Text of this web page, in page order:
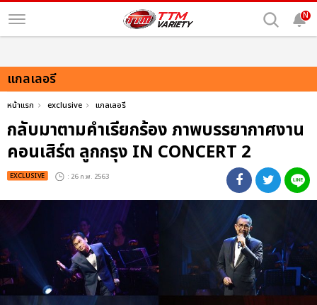
N
แกลเลอรี
หน้าแรก exclusive แกลเลอรี
กลับมาตามคำเรียกร้อง ภาพบรรยากาศงาน
คอนเสิร์ต ลูกกรุง IN CONCERT 2
EXCLUSIVE : 26 ก.พ. 2563